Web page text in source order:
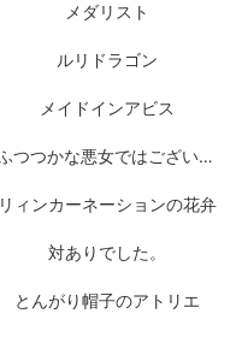
メダリスト
ルリドラゴン
メイドインアビス
ふつつかな悪女ではございますが
リィンカーネーションの花弁
対ありでした。
とんがり帽子のアトリエ